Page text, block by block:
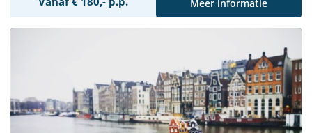
Meer informatie